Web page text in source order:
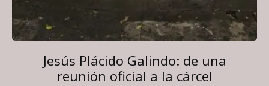
Jesús Plácido Galindo: de una
reunión oficial a la cárcel